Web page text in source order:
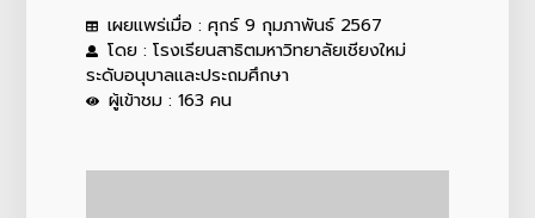
เผยแพร่เมื่อ : ศุกร์ 9 กุมภาพันธ์ 2567
โดย : โรงเรียนสาธิตมหาวิทยาลัยเชียงใหม่
ระดับอนุบาลและประถมศึกษา
ผู้เข้าชม : 163 คน